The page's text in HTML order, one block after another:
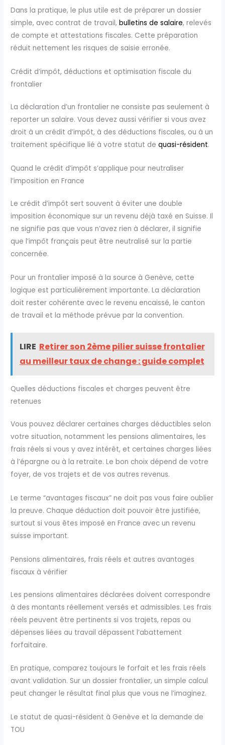
Dans la pratique, le plus utile est de préparer un dossier
simple, avec contrat de travail,bulletins de salaire, relevés
de compte et attestations fiscales. Cette préparation
réduit nettement les risques de saisie erronée.
Crédit d’impôt, déductions et optimisation fiscale du
frontalier
La déclaration d’un frontalier ne consiste pas seulement à
reporter un salaire. Vous devez aussi vérifier si vous avez
droit à un crédit d’impôt, à des déductions fiscales, ou à un
traitement spécifique lié à votre statut dequasi-résident.
Quand le crédit d’impôt s’applique pour neutraliser
l’imposition en France
Le crédit d’impôt sert souvent à éviter une double
imposition économique sur un revenu déjà taxé en Suisse. Il
ne signifie pas que vous n’avez rien à déclarer, il signifie
que l’impôt français peut être neutralisé sur la partie
concernée.
Pour un frontalier imposé à la source à Genève, cette
logique est particulièrement importante. La déclaration
doit rester cohérente avec le revenu encaissé, le canton
de travail et la méthode prévue par la convention.
LIRE Retirer son 2ème pilier suisse frontalier
au meilleur taux de change : guide complet
Quelles déductions fiscales et charges peuvent être
retenues
Vous pouvez déclarer certaines charges déductibles selon
votre situation, notamment les pensions alimentaires, les
frais réels si vous y avez intérêt, et certaines charges liées
à l’épargne ou à la retraite. Le bon choix dépend de votre
foyer, de vos trajets et de vos autres revenus.
Le terme “avantages fiscaux” ne doit pas vous faire oublier
la preuve. Chaque déduction doit pouvoir être justifiée,
surtout si vous êtes imposé en France avec un revenu
suisse important.
Pensions alimentaires, frais réels et autres avantages
fiscaux à vérifier
Les pensions alimentaires déclarées doivent correspondre
à des montants réellement versés et admissibles. Les frais
réels peuvent être pertinents si vos trajets, repas ou
dépenses liées au travail dépassent l’abattement
forfaitaire.
En pratique, comparez toujours le forfait et les frais réels
avant validation. Sur un dossier frontalier, un simple calcul
peut changer le résultat final plus que vous ne l’imaginez.
Le statut de quasi-résident à Genève et la demande de
TOU